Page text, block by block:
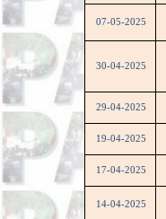
07-05-2025
30-04-2025
29-04-2025
19-04-2025
17-04-2025
14-04-2025